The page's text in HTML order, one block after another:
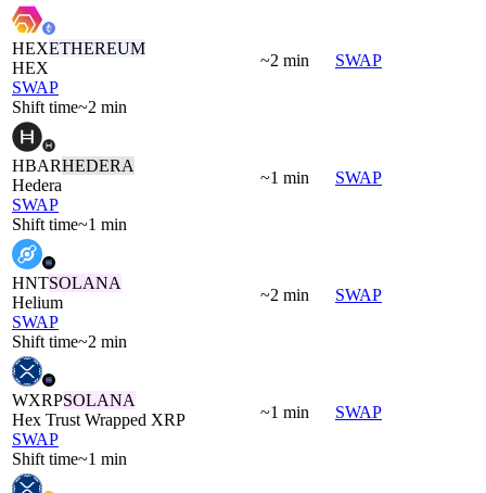
HEXETHEREUM
HEX
SWAP
Shift time~2 min
~2 min SWAP
HBARHEDERA
Hedera
SWAP
Shift time~1 min
~1 min SWAP
HNTSOLANA
Helium
SWAP
Shift time~2 min
~2 min SWAP
WXRPSOLANA
Hex Trust Wrapped XRP
SWAP
Shift time~1 min
~1 min SWAP